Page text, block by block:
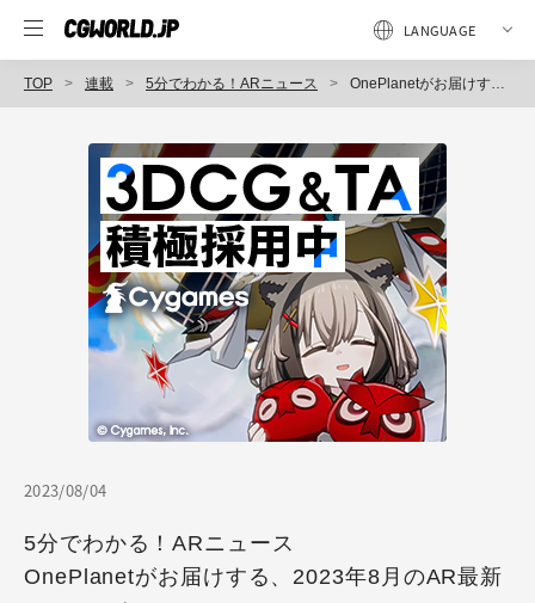
TOP 連載 5分でわかる！ARニュース OnePlanetがお届けする、2023年8月のAR最新ニュース！
2023/08/04
5分でわかる！ARニュース
OnePlanetがお届けする、2023年8月のAR最新